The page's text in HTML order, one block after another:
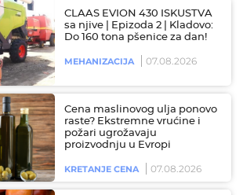
CLAAS EVION 430 ISKUSTVA
sa njive | Epizoda 2 | Kladovo:
Do 160 tona pšenice za dan!
MEHANIZACIJA 07.08.2026
Cena maslinovog ulja ponovo
raste? Ekstremne vrućine i
požari ugrožavaju
proizvodnju u Evropi
KRETANJE CENA 07.08.2026